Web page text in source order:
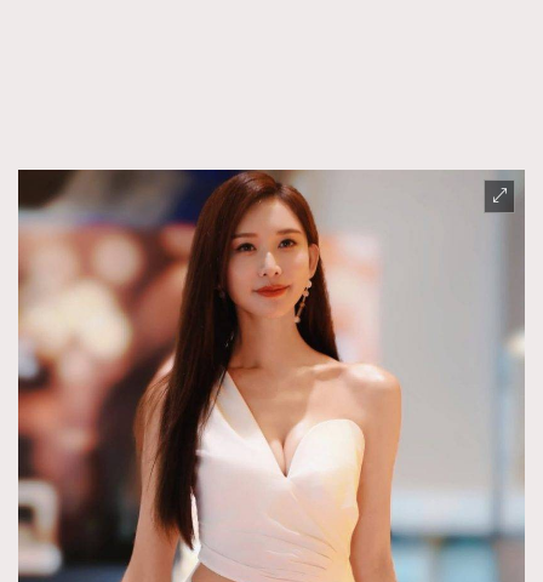
TRENDING
AFrenchMind
DressLikeAParisienne
EmpowerF
FashionWeek FigaroAesthetic